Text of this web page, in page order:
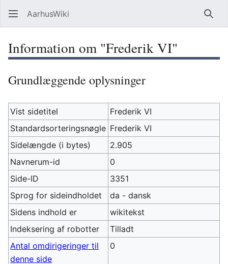
AarhusWiki Søg
Information om "Frederik VI"
Grundlæggende oplysninger
Vist sidetitel
Frederik VI
Standardsorteringsnøgle Frederik VI
Sidelængde (i bytes)
2.905
Navnerum-id
0
Side-ID
3351
Sprog for sideindholdet
da - dansk
Sidens indhold er
wikitekst
Indeksering af robotter
Tilladt
Antal omdirigeringer til
denne side
0